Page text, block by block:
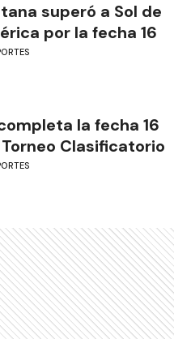
superó a Sol de
por la fecha 16
la fecha 16
Clasificatorio